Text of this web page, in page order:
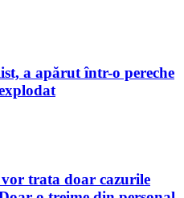
a apărut într-o pereche
trata doar cazurile